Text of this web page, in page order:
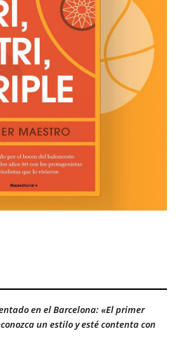
en el Barcelona: «El primer
un estilo y esté contenta con